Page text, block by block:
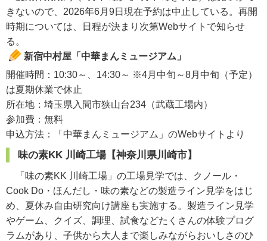
きないので、2026年6月9日現在予約は中止している。再開
時期については、日程が決まり次第Webサイトで知らせ
る。
新宿中村屋「中華まんミュージアム」
開催時間：10:30～、14:30～ ※4月中旬～8月中旬（予定）
は夏期休業で休止
所在地：埼玉県入間市狭山台234（武蔵工場内）
参加費：無料
申込方法：「中華まんミュージアム」のWebサイトより
味の素KK 川崎工場【神奈川県川崎市】
「味の素KK 川崎工場」の工場見学では、クノール・
Cook Do・ほんだし・味の素などの製造ライン見学をはじ
め、夏休み自由研究向け講座も実施する。製造ライン見学
やゲーム、クイズ、調理、試食などたくさんの体験プログ
ラムがあり、子供から大人まで楽しみながらおいしさのひ